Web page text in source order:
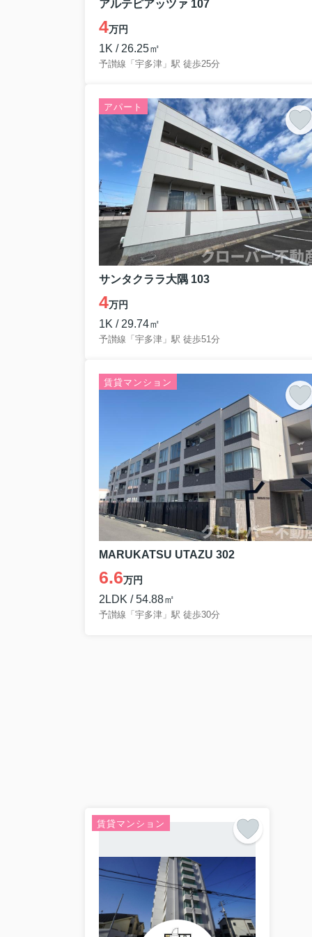
アルテピアッツァ 107
4万円
1K / 26.25㎡
予讃線「宇多津」駅 徒歩25分
アパート
サンタクララ大隅 103
4万円
1K / 29.74㎡
予讃線「宇多津」駅 徒歩51分
賃貸マンション
MARUKATSU UTAZU 302
6.6万円
2LDK / 54.88㎡
予讃線「宇多津」駅 徒歩30分
賃貸マンション